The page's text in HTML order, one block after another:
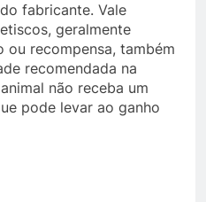
fabricante. Vale
geralmente
recompensa, também
recomendada na
não receba um
pode levar ao ganho